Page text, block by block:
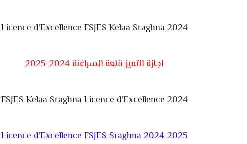
Licence d'Excellence FSJES Kelaa Sraghna 2024
اجازة التميز قلعة السراغنة 2024-2025
FSJES Kelaa Sraghna Licence d'Excellence 2024
Licence d'Excellence FSJES Sraghna 2024-2025